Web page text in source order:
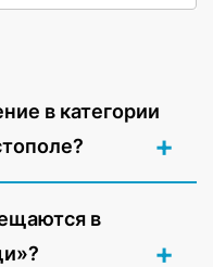
в категории
в